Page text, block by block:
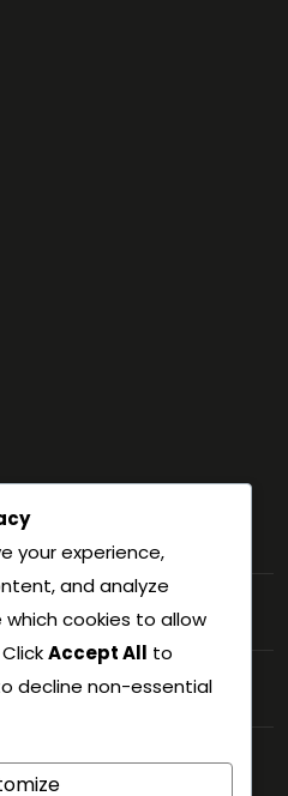
förståelse
3-1-formationen:
arbete
your experience,
and analyze
cookies to allow
Accept All to
decline non-essential